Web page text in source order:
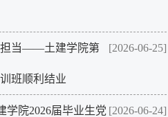
[2026-06-25]
担当——土建学院第
班顺利结业
[2026-06-24]
学院2026届毕业生党